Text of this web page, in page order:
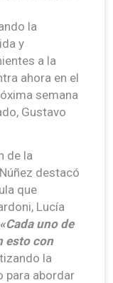
la
y
a la
ahora en el
semana
Gustavo
de la
destacó
que
Lucía
«Cada uno de
esto con
la
para abordar